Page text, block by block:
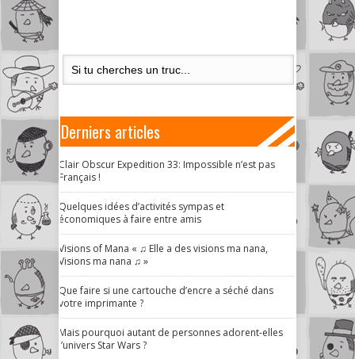
Derniers articles
Clair Obscur Expedition 33: Impossible n’est pas
Français !
Quelques idées d’activités sympas et
économiques à faire entre amis
Visions of Mana « ♫ Elle a des visions ma nana,
Visions ma nana ♫ »
Que faire si une cartouche d’encre a séché dans
votre imprimante ?
Mais pourquoi autant de personnes adorent-elles
l’univers Star Wars ?